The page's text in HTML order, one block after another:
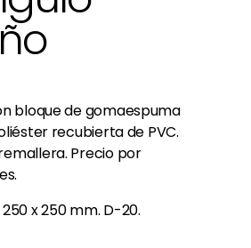
bloque de gomaespuma
recubierta de PVC.
Precio por
x 250 mm. D-20.